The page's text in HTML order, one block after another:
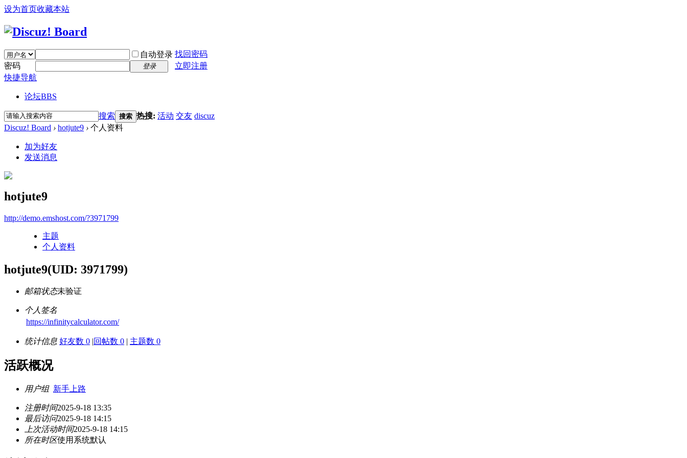
设为首页收藏本站
自动登录 找回密码
密码
登录
立即注册
快捷导航
论坛BBS
搜索 搜索 热搜: 活动 交友 discuz
Discuz! Board › hotjute9 › 个人资料
加为好友
发送消息
hotjute9
http://demo.emshost.com/?3971799
主题
个人资料
hotjute9(UID: 3971799)
邮箱状态未验证
个人签名
https://infinitycalculator.com/
统计信息 好友数 0 |回帖数 0 | 主题数 0
活跃概况
用户组 新手上路
注册时间2025-9-18 13:35
最后访问2025-9-18 14:15
上次活动时间2025-9-18 14:15
所在时区使用系统默认